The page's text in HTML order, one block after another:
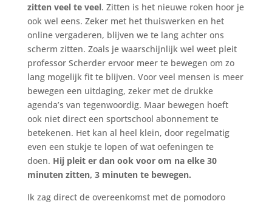
zitten veel te veel. Zitten is het nieuwe roken hoor je
ook wel eens. Zeker met het thuiswerken en het
online vergaderen, blijven we te lang achter ons
scherm zitten. Zoals je waarschijnlijk wel weet pleit
professor Scherder ervoor meer te bewegen om zo
lang mogelijk fit te blijven. Voor veel mensen is meer
bewegen een uitdaging, zeker met de drukke
agenda’s van tegenwoordig. Maar bewegen hoeft
ook niet direct een sportschool abonnement te
betekenen. Het kan al heel klein, door regelmatig
even een stukje te lopen of wat oefeningen te
doen. Hij pleit er dan ook voor om na elke 30
minuten zitten, 3 minuten te bewegen.
Ik zag direct de overeenkomst met de pomodoro